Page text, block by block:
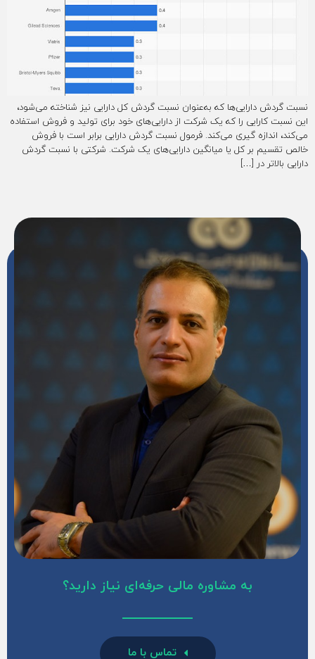
نسبت گردش دارایی‌ها که به‌عنوان نسبت گردش کل دارایی نیز شناخته می‌شود،
این نسبت کارایی را که یک شرکت از دارایی‌های خود برای تولید و فروش استفاده
می‌کند، اندازه گیری می‌کند. فرمول نسبت گردش دارایی برابر است با فروش
خالص تقسیم بر کل یا میانگین دارایی‌های یک شرکت. شرکتی با نسبت گردش
دارایی بالاتر در […]
به مشاوره مالی حرفه‌ای نیاز دارید؟
تماس با ما